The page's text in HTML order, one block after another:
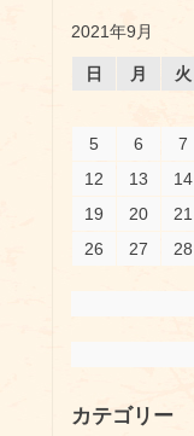
2021年9月
日 月 火
5
6 7
12
13 14
19
20 21
26
27 28
カテゴリー